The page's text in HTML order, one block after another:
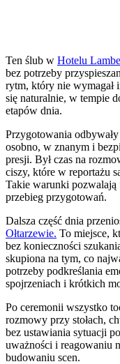
Ten ślub w Hotelu
bez potrzeby
rytm, który nie wymagał
się naturalnie, w tempie
etapów dnia.
Przygotowania
osobno, w znanym i
presji. Był czas na
ciszy, które w reportażu
Takie warunki
przebieg przygotowań.
Dalsza część dnia
Ołtarzewie. To miejsce,
bez konieczności
skupiona na tym, co
potrzeby podkreślania
spojrzeniach i krótkich
Po ceremonii wszystko
rozmowy przy stołach,
bez ustawiania sytuacji
uważności i reagowaniu
budowaniu scen.